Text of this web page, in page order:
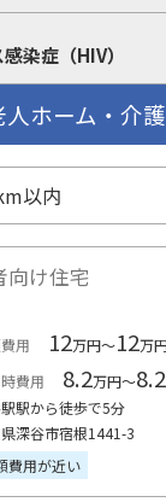
染症（HIV）
ホーム・介
向け住宅
用 12万円～12万
費用
8.2万円～8.2
駅から徒歩で5分
深谷市宿根1441-3
費用が近い